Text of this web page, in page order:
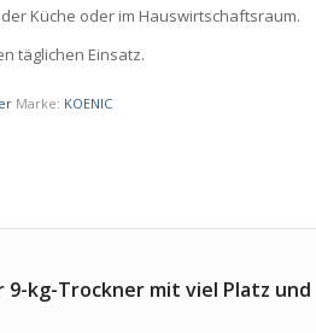
Küche oder im Hauswirtschaftsraum.
täglichen Einsatz.
Marke: KOENIC
9-kg-Trockner mit viel Platz und